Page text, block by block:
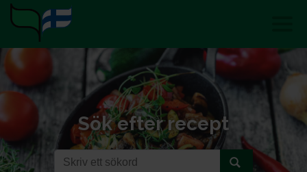
Sök efter recept